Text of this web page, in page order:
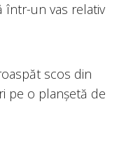
într-un vas relativ
scos din
pe o planșetă de